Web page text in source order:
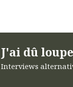
J'ai dû
Interviews